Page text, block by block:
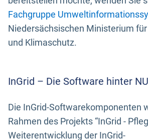
Fachgruppe
Niedersächsischen Ministerium
und Klimaschutz.
InGrid – Die Software hinter
Die InGrid-Softwarekomponenten
Rahmen des Projekts “InGrid -
Weiterentwicklung der InGrid-